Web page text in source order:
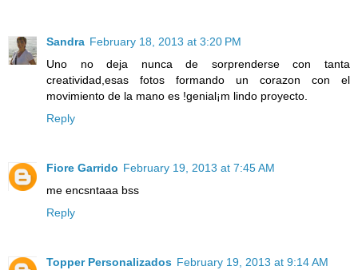
Sandra February 18, 2013 at 3:20 PM
Uno no deja nunca de sorprenderse con tanta
creatividad,esas fotos formando un corazon con el
movimiento de la mano es !genial¡m lindo proyecto.
Reply
Fiore Garrido February 19, 2013 at 7:45 AM
me encsntaaa bss
Reply
Topper Personalizados February 19, 2013 at 9:14 AM